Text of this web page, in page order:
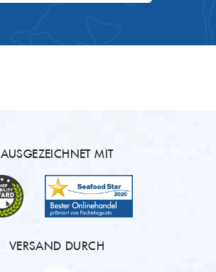
AUSGEZEICHNET MIT
VERSAND DURCH